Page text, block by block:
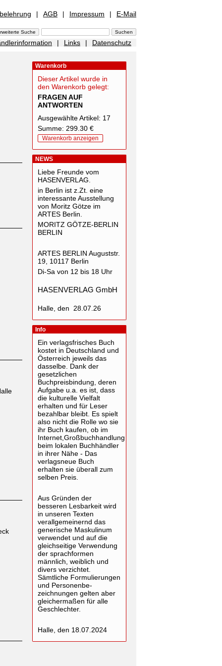
| AGB | Impressum | E-Mail
| Links | Datenschutz
Warenkorb
Dieser Artikel wurde in
den Warenkorb gelegt:
FRAGEN AUF
ANTWORTEN
Ausgewählte Artikel: 17
Summe: 299.30 €
Warenkorb anzeigen
NEWS
Liebe Freunde vom
HASENVERLAG.
in Berlin ist z.Zt. eine
interessante Ausstellung
von Moritz Götze im
ARTES Berlin.
MORITZ GÖTZE-BERLIN
BERLIN
ARTES BERLIN Auguststr.
19, 10117 Berlin
Di-Sa von 12 bis 18 Uhr
HASENVERLAG GmbH
Halle, den 28.07.26
Info
Ein verlagsfrisches Buch
kostet in Deutschland und
Österreich jeweils das
dasselbe. Dank der
gesetzlichen
Buchpreisbindung, deren
Aufgabe u.a. es ist, dass
die kulturelle Vielfalt
erhalten und für Leser
bezahlbar bleibt. Es spielt
also nicht die Rolle wo sie
ihr Buch kaufen, ob im
Internet,Großbuchhandlung
beim lokalen Buchhändler
in ihrer Nähe - Das
verlagsneue Buch
erhalten sie überall zum
selben Preis.
Aus Gründen der
besseren Lesbarkeit wird
in unseren Texten
verallgemeinernd das
generische Maskulinum
verwendet und auf die
gleichseitige Verwendung
der sprachformen
männlich, weiblich und
divers verzichtet.
Sämtliche Formulierungen
und Personenbe-
zeichnungen gelten aber
gleichermaßen für alle
Geschlechter.
Halle, den 18.07.2024